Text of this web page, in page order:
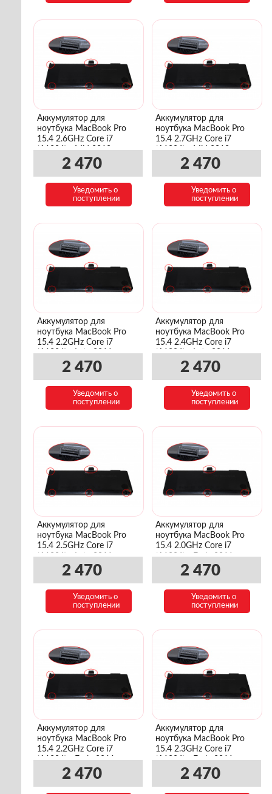
Аккумулятор для
ноутбука MacBook Pro
15.4 2.6GHz Core i7
(A1286) - Mid 2012
(MD104LL/A)
2 470
Уведомить о
поступлении
Аккумулятор для
ноутбука MacBook Pro
15.4 2.7GHz Core i7
(A1286) - Mid 2012
(BTO/CTO)2 470
Уведомить о
поступлении
Аккумулятор для
ноутбука MacBook Pro
15.4 2.2GHz Core i7
(A1286) - Late 2011
(MD318LL/A)
2 470
Уведомить о
поступлении
Аккумулятор для
ноутбука MacBook Pro
15.4 2.4GHz Core i7
(A1286) - Late 2011
(MD322LL/A)
2 470
Уведомить о
поступлении
Аккумулятор для
ноутбука MacBook Pro
15.4 2.5GHz Core i7
(A1286) - Late 2011
(BTO/CTO)2 470
Уведомить о
поступлении
Аккумулятор для
ноутбука MacBook Pro
15.4 2.0GHz Core i7
(A1286) - Early 2011
(MC721LL/A)
2 470
Уведомить о
поступлении
Аккумулятор для
ноутбука MacBook Pro
15.4 2.2GHz Core i7
(A1286) - Early 2011
(MC723LL/A)
2 470
Аккумулятор для
ноутбука MacBook Pro
15.4 2.3GHz Core i7
(A1286) - Early 2011
(MD035LL/A)
2 470